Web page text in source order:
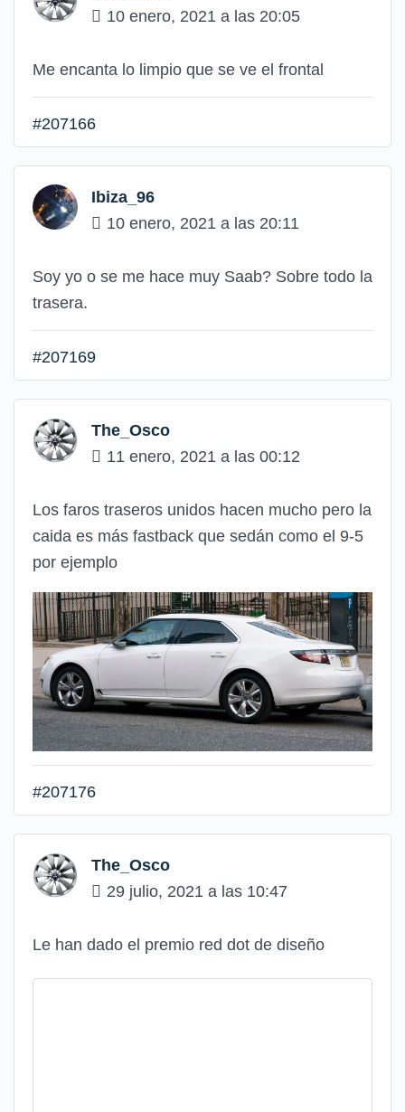
10 enero, 2021 a las 20:05
Me encanta lo limpio que se ve el frontal
#207166
Ibiza_96
10 enero, 2021 a las 20:11
Soy yo o se me hace muy Saab? Sobre todo la
trasera.
#207169
The_Osco
11 enero, 2021 a las 00:12
Los faros traseros unidos hacen mucho pero la
caida es más fastback que sedán como el 9-5
por ejemplo
#207176
The_Osco
29 julio, 2021 a las 10:47
Le han dado el premio red dot de diseño